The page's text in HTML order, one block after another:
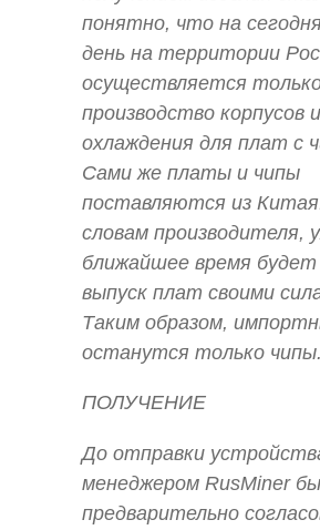
понятно, что на
день на территории
осуществляется
производство корпусов
охлаждения для плат с
Сами же платы и чипы
поставляются из
словам производителя,
ближайшее время
выпуск плат своими
Таким образом,
останутся только чипы.
ПОЛУЧЕНИЕ
До отправки
менеджером RusMiner
предварительно